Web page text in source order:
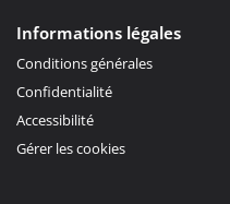
Informations légales
Conditions générales
Confidentialité
Accessibilité
Gérer les cookies